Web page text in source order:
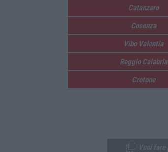
Catanzaro
Cosenza
Vibo Valentia
Reggio Calabria
Crotone